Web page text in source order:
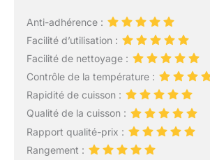
Anti-adhérence :
Facilité d’utilisation :
Facilité de nettoyage :
Contrôle de la température :
Rapidité de cuisson :
Qualité de la cuisson :
Rapport qualité-prix :
Rangement :